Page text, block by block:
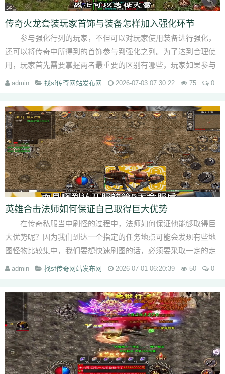
传奇火龙套装玩家首饰与装备怎样加入强化环节
参与强化行列的玩家，不但可以对玩家使用装备进行强化，
还可以将传奇中所得到的首饰参与到强化之列。为了达到合理使
用，玩家首先需要掌握两者最重要的区别有哪些，玩家如果参与
到首饰强化之列时，就...
admin 找sf传奇网站发布网 2026-07-03 07:30:22 75 0
英雄合击法师如何保证自己取得巨大优势
在传奇私服当中刷怪的过程中，法师如何保证他能够取得巨
大优势呢？因为我们到达一个指定的任务地点可能会发现有些地
图怪物比较集中，我们要想快速刷图的话，必须要采取一定的走
位方式。在走的过程当...
admin 找sf传奇网站发布网 2026-07-01 06:20:39 50 0